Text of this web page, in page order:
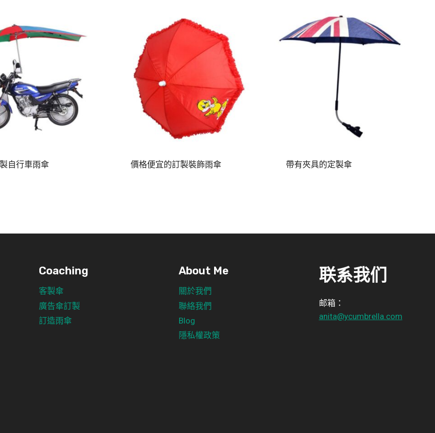
自行車雨傘 價格便宜的訂製裝飾雨傘 帶有夾具的定製傘
Coaching
客製傘
廣告傘訂製
訂造雨傘
About Me
關於我們
聯絡我們
Blog
隱私權政策
联系我们
邮箱：
anita@ycumbrella.com